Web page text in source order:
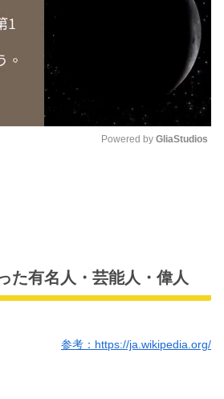
Powered by GliaStudios
た有名人・芸能人・偉人
参考：https://ja.wikipedia.org/